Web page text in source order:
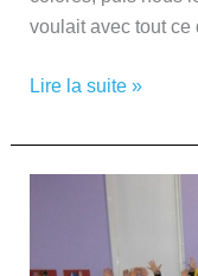
voulait avec tout ce
Lire la suite »